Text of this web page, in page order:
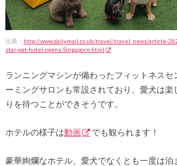
出典： http://www.dailymail.co.uk/travel/travel_news/article-
star-pet-hotel-opens-Singapore.html
ランニングマシンが備わったフィットネス
ーミングサロンも常設されており、愛犬は
りを待つことができそうです。
ホテルの様子は動画 でも観られます！
豪華絢爛なホテル、愛犬でなくとも一度は泊